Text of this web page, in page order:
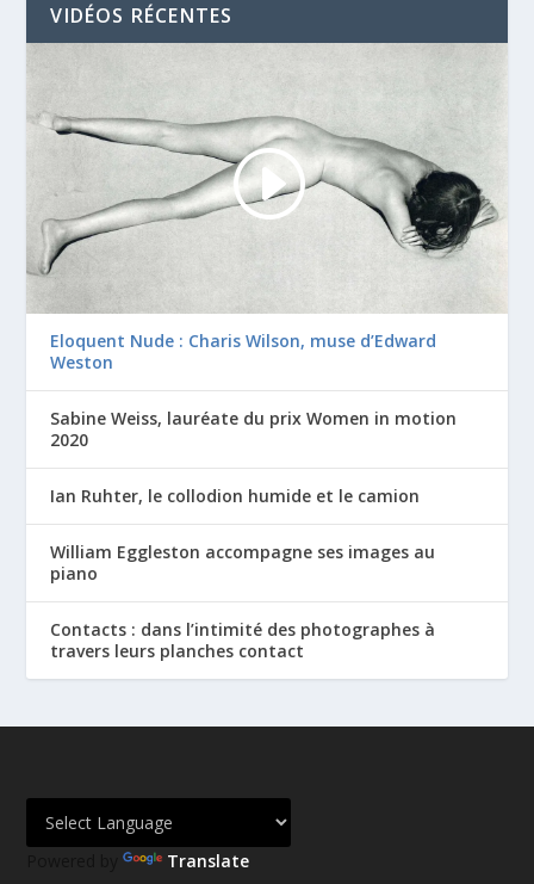
VIDÉOS RÉCENTES
Eloquent Nude : Charis Wilson, muse d’Edward
Weston
Sabine Weiss, lauréate du prix Women in motion
2020
Ian Ruhter, le collodion humide et le camion
William Eggleston accompagne ses images au
piano
Contacts : dans l’intimité des photographes à
travers leurs planches contact
Powered by Translate